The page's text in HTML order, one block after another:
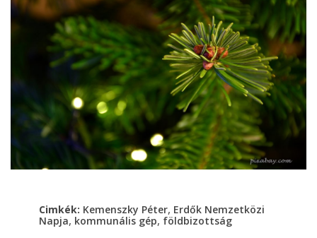
Cimkék: Kemenszky Péter, Erdők Nemzetközi
Napja, kommunális gép, földbizottság